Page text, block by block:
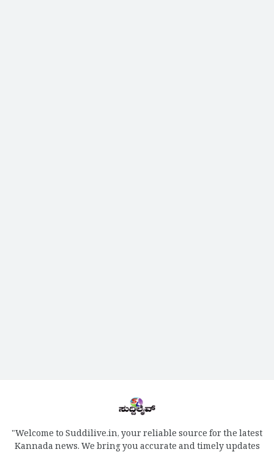
"Welcome to Suddilive.in, your reliable source for the latest
Kannada news. We bring you accurate and timely updates